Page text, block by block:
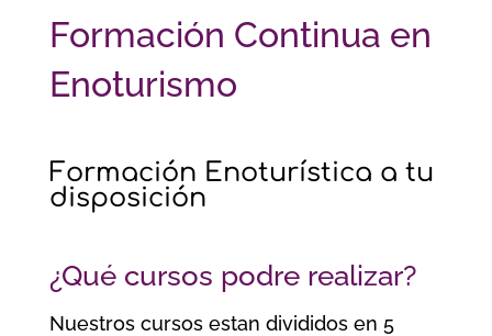
Formación Continua en
Enoturismo
Formación Enoturística a tu
disposición
¿Qué cursos podre realizar?
Nuestros cursos estan divididos en 5